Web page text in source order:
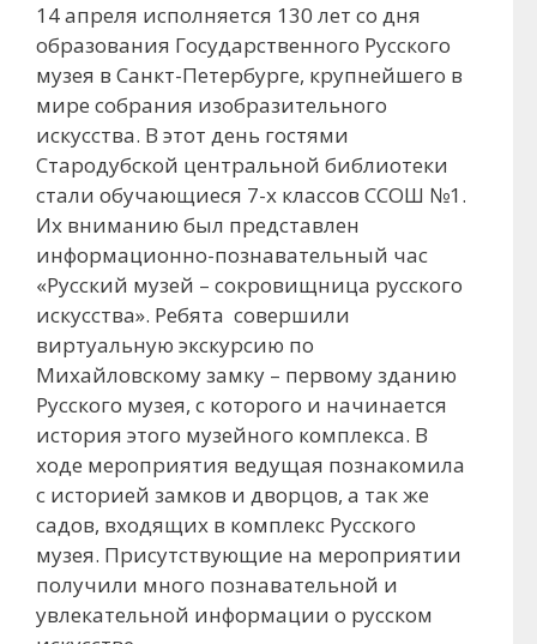
14 апреля исполняется 130 лет со дня
образования Государственного Русского
музея в Санкт-Петербурге, крупнейшего в
мире собрания изобразительного
искусства. В этот день гостями
Стародубской центральной библиотеки
стали обучающиеся 7-х классов ССОШ №1.
Их вниманию был представлен
информационно-познавательный час
«Русский музей – сокровищница русского
искусства». Ребята совершили
виртуальную экскурсию по
Михайловскому замку – первому зданию
Русского музея, с которого и начинается
история этого музейного комплекса. В
ходе мероприятия ведущая познакомила
с историей замков и дворцов, а так же
садов, входящих в комплекс Русского
музея. Присутствующие на мероприятии
получили много познавательной и
увлекательной информации о русском